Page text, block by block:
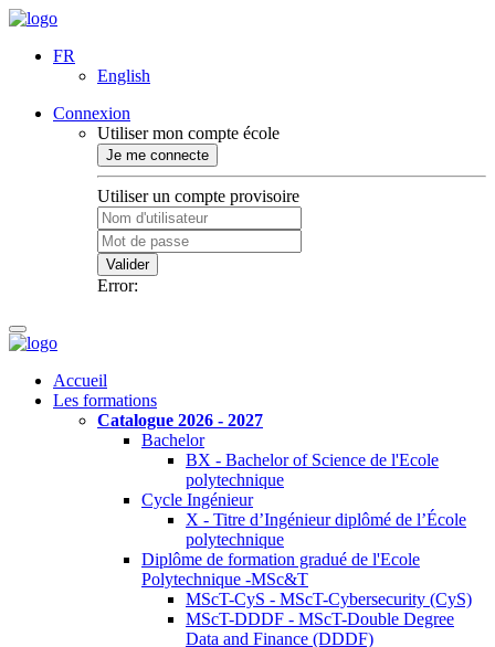
FR
English
Connexion
Utiliser mon compte école
Je me connecte
Utiliser un compte provisoire
Valider
Error:
Accueil
Les formations
Catalogue 2026 - 2027
Bachelor
BX - Bachelor of Science de l'Ecole
polytechnique
Cycle Ingénieur
X - Titre d’Ingénieur diplômé de l’École
polytechnique
Diplôme de formation gradué de l'Ecole
Polytechnique -MSc&T
MScT-CyS - MScT-Cybersecurity (CyS)
MScT-DDDF - MScT-Double Degree
Data and Finance (DDDF)